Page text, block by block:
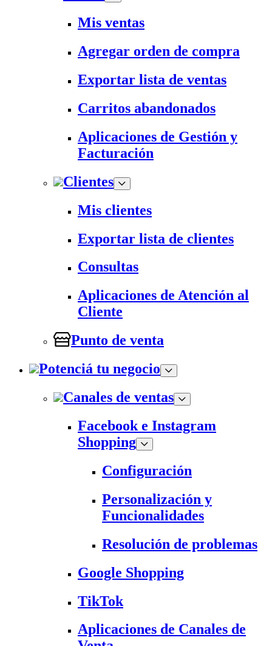
Mis ventas
Agregar orden de compra
Exportar lista de ventas
Carritos abandonados
Aplicaciones de Gestión y
Facturación
Clientes
Mis clientes
Exportar lista de clientes
Consultas
Aplicaciones de Atención al
Cliente
Punto de venta
Potenciá tu negocio
Canales de ventas
Facebook e Instagram
Shopping
Configuración
Personalización y
Funcionalidades
Resolución de problemas
Google Shopping
TikTok
Aplicaciones de Canales de